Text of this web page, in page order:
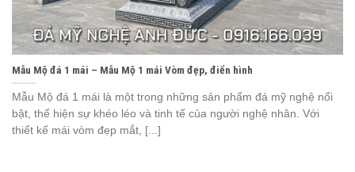
Mẫu Mộ đá 1 mái – Mẫu Mộ 1 mái Vòm đẹp, điển hình
Mẫu Mộ đá 1 mái là một trong những sản phẩm đá mỹ nghệ nổi
bật, thể hiện sự khéo léo và tinh tế của người nghệ nhân. Với
thiết kế mái vòm đẹp mắt, [...]